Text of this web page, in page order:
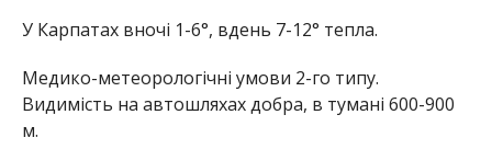
У Карпатах вночі 1-6°, вдень 7-12° тепла.
Медико-метеорологічні умови 2-го типу.
Видимість на автошляхах добра, в тумані 600-900
м.